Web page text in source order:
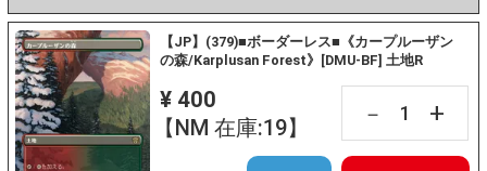
【JP】(379)■ボーダーレス■《カープルーザン
の森/Karplusan Forest》[DMU-BF] 土地R
¥ 400
【NM 在庫:19】
－ +